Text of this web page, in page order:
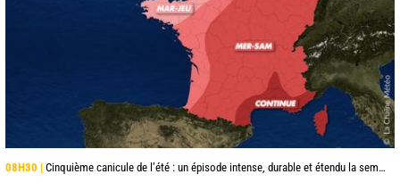
08H30 | Cinquième canicule de l’été : un épisode intense, durable et étendu la semaine prochaine